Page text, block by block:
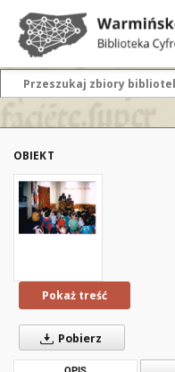
OBIEKT
Pokaż treść
Pobierz